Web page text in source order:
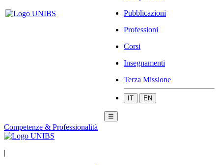
Pubblicazioni
Professioni
Corsi
Insegnamenti
Terza Missione
IT EN
☰
Competenze & Professionalità
|